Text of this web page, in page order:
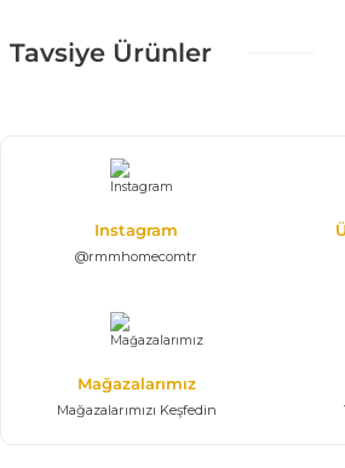
Tavsiye Ürünler
Instagram
@rmmhomecomtr
Mağazalarımız
Mağazalarımızı Keşfedin